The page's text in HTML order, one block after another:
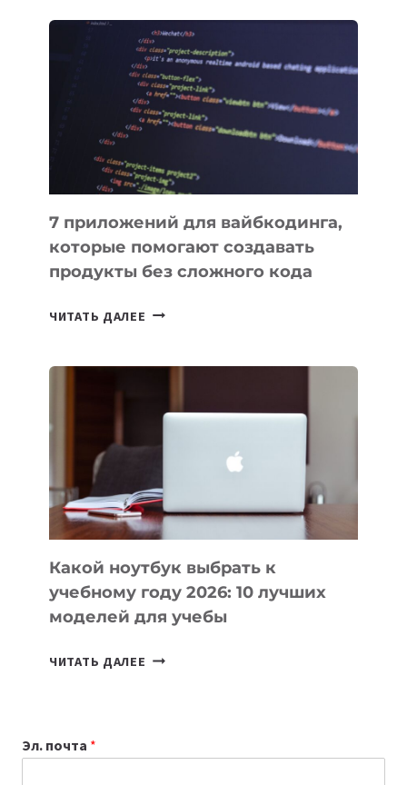
ПОЛЕЗНЫХ
ИНСТРУМЕНТОВ
ДЛЯ
РАБОТЫ
7 приложений для вайбкодинга,
которые помогают создавать
продукты без сложного кода
ЧИТАТЬ ДАЛЕЕ
ПОМОГАЮТ
СОЗДАВАТЬ
БЕЗ
СЛОЖНОГО
КОДА
Какой ноутбук выбрать к
учебному году 2026: 10 лучших
моделей для учебы
ЧИТАТЬ ДАЛЕЕ КАКОЙ
Эл. почта *